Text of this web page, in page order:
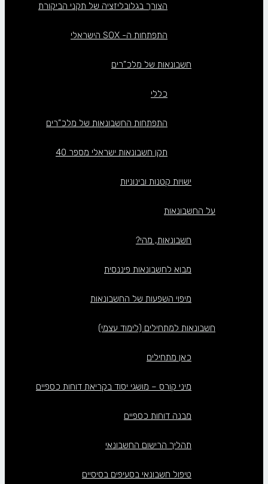
הצורך בגלובליזציה של תקני הביקורת
התפתחות ה- SOX הישראלי
חשבונאות של מלכ”רים
כללי
התפתחות החשבונאות של מלכ”רים
תקן חשבונאות ישראלי מספר 40
ישויות קטנות ובינוניות
על החשבונאות
חשבונאות, מהי?
מבוא לחשבונאות פיננסית
מיפוי השפעות של החשבונאות
חשבונאות למתחילים (לימוד עצמי)
כאן מתחילים
מיני קורס – מושגי יסוד בקריאת דוחות כספיים
מבנה דוחות כספיים
תהליך הרישום החשבונאי
טיפול חשבונאי בסעיפים בסיסיים